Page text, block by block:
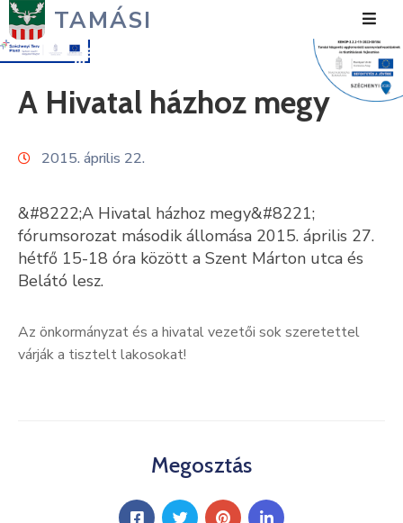
TAMÁSI
Önkormányzat
Hivatal
Közérdekű
Fejlesztések
A Hivatal házhoz megy
2015. április 22.
&#8222;A Hivatal házhoz megy&#8221;
fórumsorozat második állomása 2015. április 27.
hétfő 15-18 óra között a Szent Márton utca és
Belátó lesz.
Az önkormányzat és a hivatal vezetői sok szeretettel
várják a tisztelt lakosokat!
Megosztás